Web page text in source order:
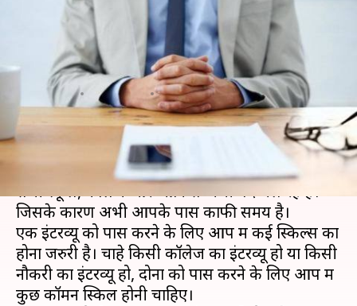
इन टिप्स को अपनाकर घर रहकर करें
इंटरव्यू की तैयारी, आसानी से करेंगे
पास
मोना दीक्षित Apr 03, 2020 07:00 am
क्या है खबर?
कोरोना के कारण पूरे देश में लॉक डाउन की स्थिति है।
सभी स्कूल, कॉलेज और ऑफिस अभी बंद चल रहे हैं।
जिसके कारण अभी आपके पास काफी समय है।
एक इंटरव्यू को पास करने के लिए आप में कई स्किल्स का
होना जरुरी है। चाहे किसी कॉलेज का इंटरव्यू हो या किसी
नौकरी का इंटरव्यू हो, दोनों को पास करने के लिए आप में
कुछ कॉमन स्किल होनी चाहिए।